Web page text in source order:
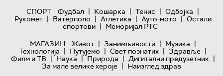
СПОРТ
Фудбал | Кошарка | Тенис | Одбојка |
Рукомет | Ватерполо | Атлетика | Ауто-мото | Остали
спортови | Меморијал РТС
МАГАЗИН
Живот | Занимљивости | Музика |
Технологијa | Путујемо | Свет познатих | Здравље |
Филм и ТВ | Наука | Природа | Дигитални предузетник |
За мале велике хероје | Наизглед здрав